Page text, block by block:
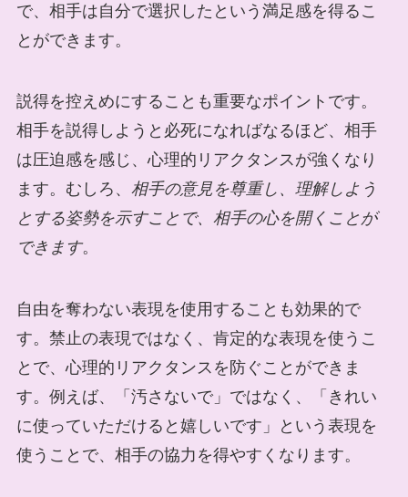
で、相手は自分で選択したという満足感を得るこ
とができます。
説得を控えめにすることも重要なポイントです。
相手を説得しようと必死になればなるほど、相手
は圧迫感を感じ、心理的リアクタンスが強くなり
ます。むしろ、 相手の意見を尊重し、理解しよう
とする姿勢を示すことで、相手の心を開くことが
できます。
自由を奪わない表現を使用することも効果的で
す。禁止の表現ではなく、肯定的な表現を使うこ
とで、心理的リアクタンスを防ぐことができま
す。例えば、「汚さないで」ではなく、「きれい
に使っていただけると嬉しいです」という表現を
使うことで、相手の協力を得やすくなります。